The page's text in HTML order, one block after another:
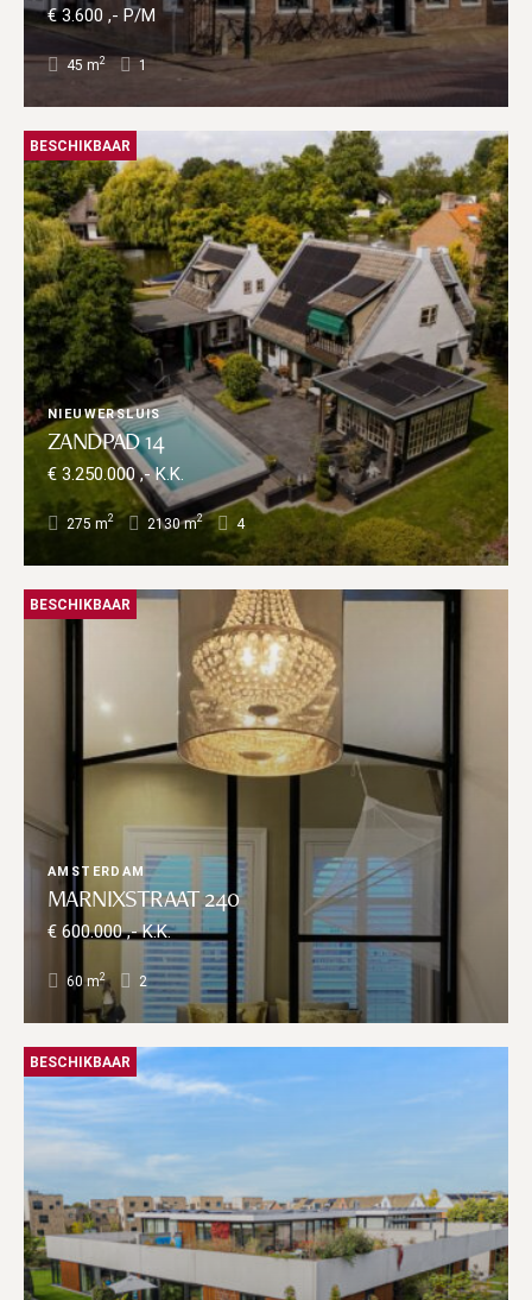
€ 3.600 ,- P/M
45 m2 1
BESCHIKBAAR
NIEUWERSLUIS
ZANDPAD 14
€ 3.250.000 ,- K.K.
275 m2 2130 m2 4
BESCHIKBAAR
AMSTERDAM
MARNIXSTRAAT 240
€ 600.000 ,- K.K.
60 m2 2
BESCHIKBAAR